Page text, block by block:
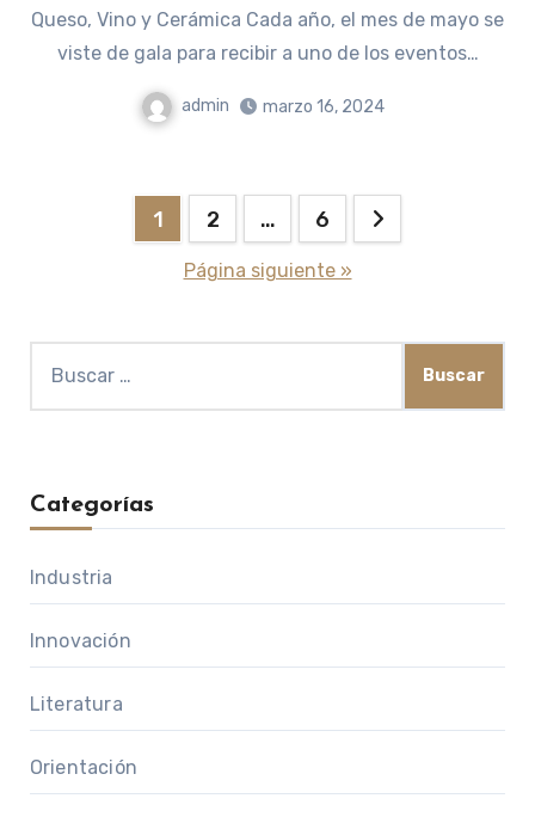
Queso, Vino y Cerámica Cada año, el mes de mayo se
viste de gala para recibir a uno de los eventos…
admin marzo 16, 2024
Paginación
1 2 … 6
Página siguiente »
Categorías
Industria
Innovación
Literatura
Orientación